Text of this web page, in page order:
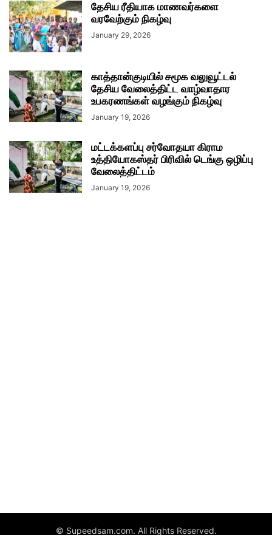
தேசிய ரீதியாக மாணவர்களை
வரவேற்கும் நிகழ்வு
January 29, 2026
காத்தான்குடியில் சமூக வலுவூட்டல்
தேசிய வேலைத்திட்ட வாழ்வாதார
உபகரணங்கள் வழங்கும் நிகழ்வு
January 19, 2026
மட்டக்களப்பு சர்வோதயா கிராம
உத்தியோகஸ்தர் பிரிவில் டெங்கு ஒழிப்பு
வேலைத்திட்டம்
January 19, 2026
© Supeedsam.com. All Rights Reserved.